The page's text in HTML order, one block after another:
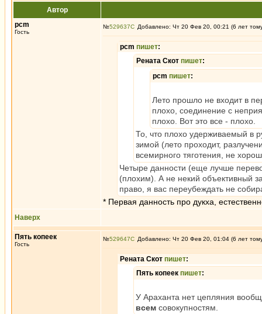
Автор
pcm
Гость
№529637 Добавлено: Чт 20 Фев 20, 00:21 (6 лет
pcm пишет:
Рената Скот пишет:
pcm пишет:
Лето прошло не входит в
плохо, соединение с
плохо. Вот это все - плохо.
То, что плохо удерживаемый в
зимой (лето проходит,
всемирного тяготения, не
Четыре данности (еще лучше
(плохим). А не некий объективный
право, я вас переубеждать не
* Первая данность про дукха,
Наверх
Пять копеек
Гость
№529647 Добавлено: Чт 20 Фев 20, 01:04 (6 лет
Рената Скот пишет:
Пять копеек пишет:
У Араханта нет цепляния
всем совокупностям.